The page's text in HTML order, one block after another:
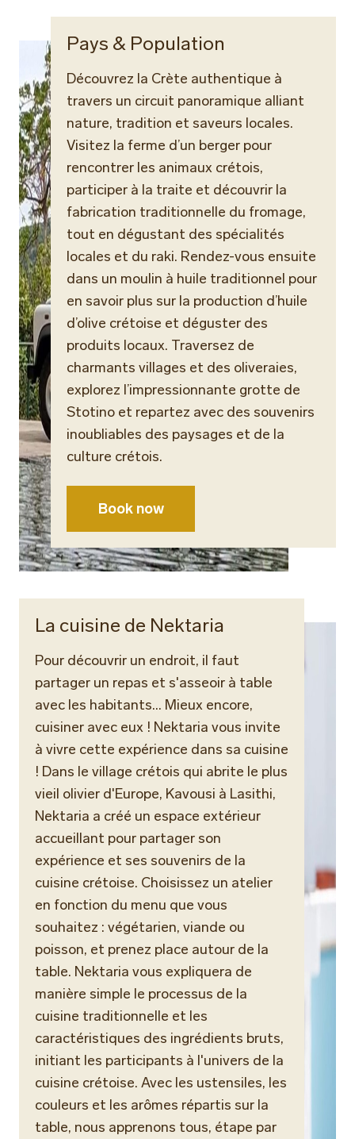
Pays & Population
Découvrez la Crète authentique à
travers un circuit panoramique alliant
nature, tradition et saveurs locales.
Visitez la ferme d’un berger pour
rencontrer les animaux crétois,
participer à la traite et découvrir la
fabrication traditionnelle du fromage,
tout en dégustant des spécialités
locales et du raki. Rendez-vous ensuite
dans un moulin à huile traditionnel pour
en savoir plus sur la production d’huile
d’olive crétoise et déguster des
produits locaux. Traversez de
charmants villages et des oliveraies,
explorez l’impressionnante grotte de
Stotino et repartez avec des souvenirs
inoubliables des paysages et de la
culture crétois.
Book now
La cuisine de Nektaria
Pour découvrir un endroit, il faut
partager un repas et s'asseoir à table
avec les habitants... Mieux encore,
cuisiner avec eux ! Nektaria vous invite
à vivre cette expérience dans sa cuisine
! Dans le village crétois qui abrite le plus
vieil olivier d'Europe, Kavousi à Lasithi,
Nektaria a créé un espace extérieur
accueillant pour partager son
expérience et ses souvenirs de la
cuisine crétoise. Choisissez un atelier
en fonction du menu que vous
souhaitez : végétarien, viande ou
poisson, et prenez place autour de la
table. Nektaria vous expliquera de
manière simple le processus de la
cuisine traditionnelle et les
caractéristiques des ingrédients bruts,
initiant les participants à l'univers de la
cuisine crétoise. Avec les ustensiles, les
couleurs et les arômes répartis sur la
table, nous apprenons tous, étape par